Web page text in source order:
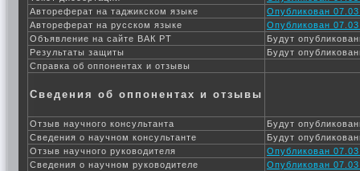
Автореферат на таджикском языке
Опубликован
Автореферат на русском языке
Опубликован
Объявление на сайте ВАК РТ
Будут
Результаты защиты
Будут
Справка об оппонентах и отзывы
Сведения об оппонентах и отзывы
Отзыв научного консультанта
Будут
Сведения о научном консультанте
Будут
Отзыв научного руководителя
Опубликован
Сведения о научном руководителе
Опубликован